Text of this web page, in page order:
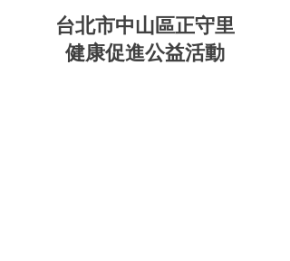
台北市中山區正守里
健康促進公益活動